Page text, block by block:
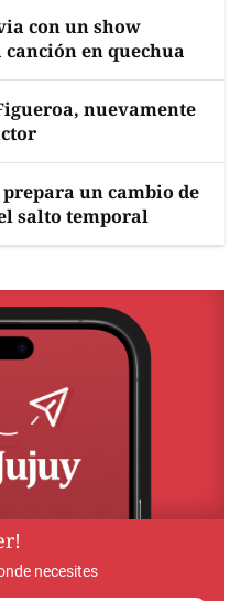
con un show
en quechua
nuevamente
un cambio de
salto temporal
necesites